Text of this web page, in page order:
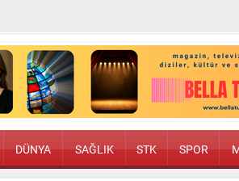
DÜNYA SAĞLIK STK SPOR